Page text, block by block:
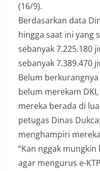
(16/9).
Berdasarkan data
hingga saat ini yang
sebanyak 7.225.180
sebanyak 7.389.470
Belum
belum merekam
mereka berada di
petugas Dinas
menghampiri
“Kan nggak
agar mengurus e-